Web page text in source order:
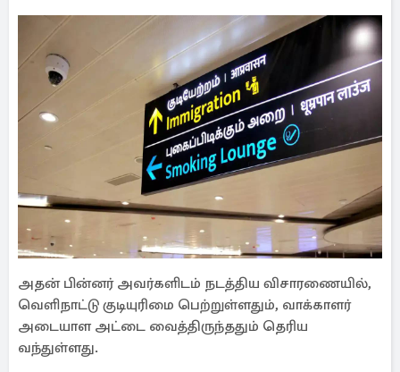
அதன் பின்னர் அவர்களிடம் நடத்திய விசாரணையில்,
வெளிநாட்டு குடியுரிமை பெற்றுள்ளதும், வாக்காளர்
அடையாள அட்டை வைத்திருந்ததும் தெரிய
வந்துள்ளது.